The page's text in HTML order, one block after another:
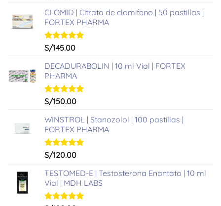
de 5
CLOMID | Citrato de clomifeno | 50 pastillas |
FORTEX PHARMA
Valorado
de 5
S/145.00
DECADURABOLIN | 10 ml Vial | FORTEX
PHARMA
Valorado
de 5
S/150.00
WINSTROL | Stanozolol | 100 pastillas |
FORTEX PHARMA
Valorado
de 5
S/120.00
TESTOMED-E | Testosterona Enantato | 10 ml
Vial | MDH LABS